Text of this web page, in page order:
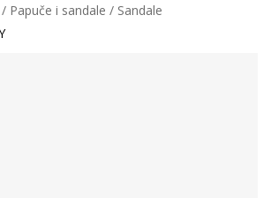
Papuče i sandale
Sandale